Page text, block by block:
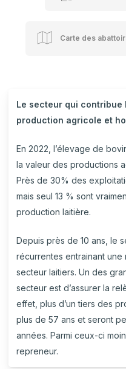
Carte des
Le secteur qui contribue
production agricole et
En 2022, l’élevage de
la valeur des productions
Près de 30% des
mais seul 13 % sont
production laitière.
Depuis près de 10 ans, le
récurrentes entrainant
secteur laitiers. Un des
secteur est d’assurer la
effet, plus d’un tiers des
plus de 57 ans et seront
années. Parmi ceux-ci
repreneur.